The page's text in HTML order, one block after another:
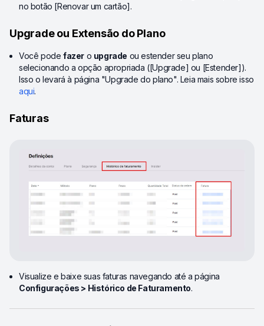
no botão [Renovar um cartão].
Upgrade ou Extensão do Plano
Você pode fazer o upgrade ou estender seu plano
selecionando a opção apropriada ([Upgrade] ou [Estender]).
Isso o levará à página "Upgrade do plano". Leia mais sobre isso
aqui.
Faturas
Visualize e baixe suas faturas navegando até a página
Configurações > Histórico de Faturamento.